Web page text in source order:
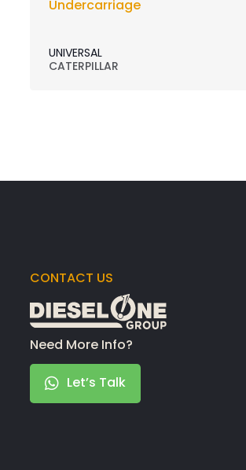
Undercarriage
UNIVERSAL
CATERPILLAR
CONTACT US
Need More Info?
Let’s Talk